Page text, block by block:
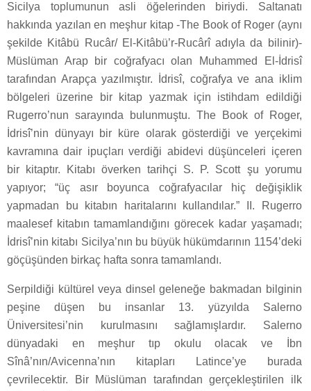
Sicilya toplumunun asli öğelerinden biriydi. Saltanatı
hakkında yazılan en meşhur kitap -The Book of Roger (aynı
şekilde Kitâbü Rucâr/ El-Kitâbü’r-Rucârî adıyla da bilinir)-
Müslüman Arap bir coğrafyacı olan Muhammed El-İdrisî
tarafından Arapça yazılmıştır. İdrisî, coğrafya ve ana iklim
bölgeleri üzerine bir kitap yazmak için istihdam edildiği
Rugerro’nun sarayında bulunmuştu. The Book of Roger,
İdrisî’nin dünyayı bir küre olarak gösterdiği ve yerçekimi
kavramına dair ipuçları verdiği abidevi düşünceleri içeren
bir kitaptır. Kitabı överken tarihçi S. P. Scott şu yorumu
yapıyor; “üç asır boyunca coğrafyacılar hiç değişiklik
yapmadan bu kitabın haritalarını kullandılar.” II. Rugerro
maalesef kitabın tamamlandığını görecek kadar yaşamadı;
İdrisî’nin kitabı Sicilya’nın bu büyük hükümdarının 1154’deki
göçüşünden birkaç hafta sonra tamamlandı.
Serpildiği kültürel veya dinsel geleneğe bakmadan bilginin
peşine düşen bu insanlar 13. yüzyılda Salerno
Üniversitesi’nin kurulmasını sağlamışlardır. Salerno
dünyadaki en meşhur tıp okulu olacak ve İbn
Sînâ’nın/Avicenna’nın kitapları Latince’ye burada
çevrilecektir. Bir Müslüman tarafından gerçekleştirilen ilk